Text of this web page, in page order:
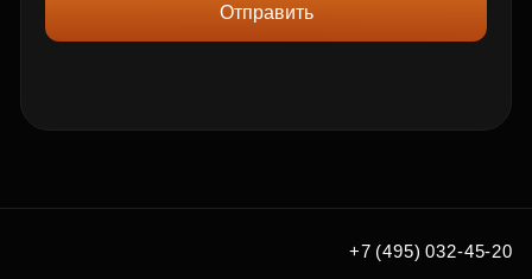
Отправить
+7 (495) 032-45-20